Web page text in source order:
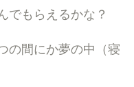
でもらえるかな？
の間にか夢の中（寝